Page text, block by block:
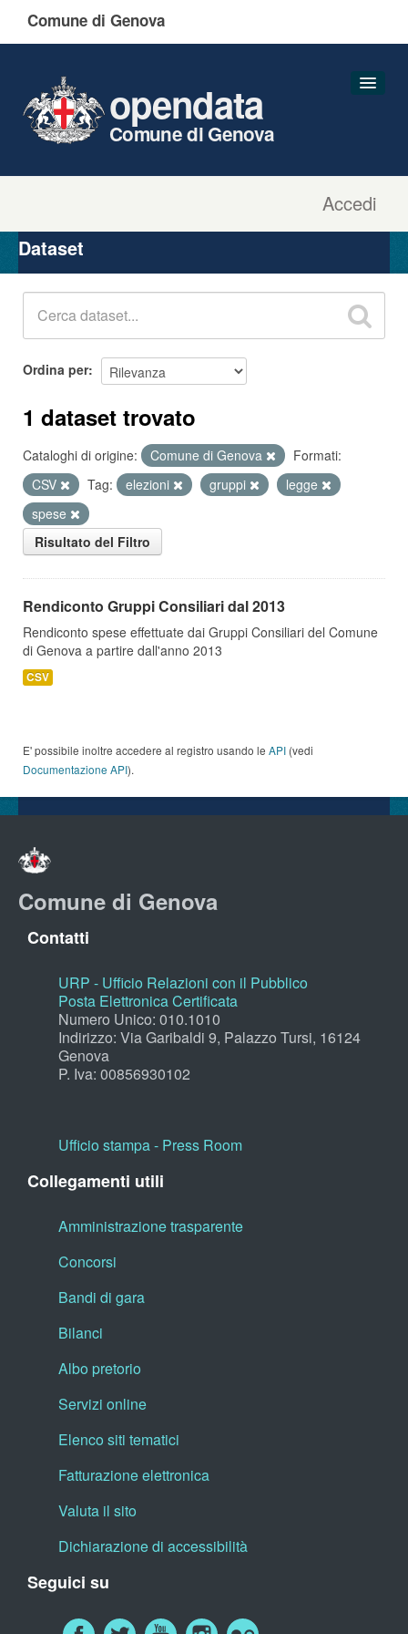
Comune di Genova
Accedi
opendata
Comune di Genova
Organizzazioni
Gruppi
Dataset
Ordina per
1 dataset trovato
Cataloghi di origine: Comune di Genova
Formati:
CSV
Tag: elezioni gruppi
legge
spese
Risultato del Filtro
Rendiconto Gruppi Consiliari dal 2013
Rendiconto spese effettuate dai Gruppi Consiliari del Comune
di Genova a partire dall'anno 2013
CSV
E' possibile inoltre accedere al registro usando le API (vedi
Documentazione API).
Comune di Genova
Contatti
URP - Ufficio Relazioni con il Pubblico
Posta Elettronica Certificata
Numero Unico: 010.1010
Indirizzo: Via Garibaldi 9, Palazzo Tursi, 16124
Genova
P. Iva: 00856930102
Ufficio stampa - Press Room
Collegamenti utili
Amministrazione trasparente
Concorsi
Bandi di gara
Bilanci
Albo pretorio
Servizi online
Elenco siti tematici
Fatturazione elettronica
Valuta il sito
Dichiarazione di accessibilità
Seguici su